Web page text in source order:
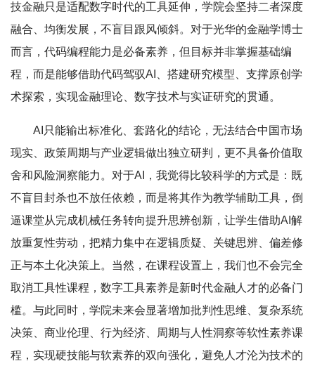
技金融只是适配数字时代的工具延伸，学院会坚持二者深度
融合、均衡发展，不盲目跟风倾斜。对于光华的金融学博士
而言，代码编程能力是必备素养，但目标并非掌握基础编
程，而是能够借助代码驾驭AI、搭建研究模型、支撑原创学
术探索，实现金融理论、数字技术与实证研究的贯通。
AI只能输出标准化、套路化的结论，无法结合中国市场
现实、政策周期与产业逻辑做出独立研判，更不具备价值取
舍和风险洞察能力。对于AI，我觉得比较科学的方式是：既
不盲目封杀也不放任依赖，而是将其作为教学辅助工具，倒
逼课堂从完成机械任务转向提升思辨创新，让学生借助AI解
放重复性劳动，把精力集中在逻辑质疑、关键思辨、偏差修
正与本土化决策上。当然，在课程设置上，我们也不会完全
取消工具性课程，数字工具素养是新时代金融人才的必备门
槛。与此同时，学院未来会显著增加批判性思维、复杂系统
决策、商业伦理、行为经济、周期与人性洞察等软性素养课
程，实现硬技能与软素养的双向强化，避免人才沦为技术的